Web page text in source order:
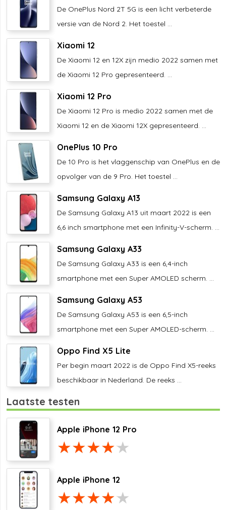
De OnePlus Nord 2T 5G is een licht verbeterde
versie van de Nord 2. Het toestel ...
Xiaomi 12
De Xiaomi 12 en 12X zijn medio 2022 samen met
de Xiaomi 12 Pro gepresenteerd. ...
Xiaomi 12 Pro
De Xiaomi 12 Pro is medio 2022 samen met de
Xiaomi 12 en de Xiaomi 12X gepresenteerd. ...
OnePlus 10 Pro
De 10 Pro is het vlaggenschip van OnePlus en de
opvolger van de 9 Pro. Het toestel ...
Samsung Galaxy A13
De Samsung Galaxy A13 uit maart 2022 is een
6,6 inch smartphone met een Infinity-V-scherm. ...
Samsung Galaxy A33
De Samsung Galaxy A33 is een 6,4-inch
smartphone met een Super AMOLED scherm. ...
Samsung Galaxy A53
De Samsung Galaxy A53 is een 6,5-inch
smartphone met een Super AMOLED-scherm. ...
Oppo Find X5 Lite
Per begin maart 2022 is de Oppo Find X5-reeks
beschikbaar in Nederland. De reeks ...
Laatste testen
Apple iPhone 12 Pro
Apple iPhone 12